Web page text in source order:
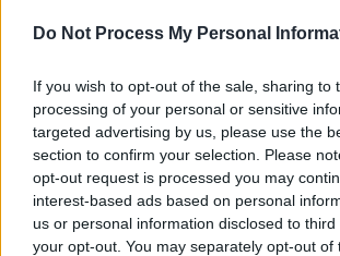
Do Not Process My Personal
If you wish to opt-out of the sale, sharing to
processing of your personal or sensitive
targeted advertising by us, please use the
section to confirm your selection. Please
opt-out request is processed you may
interest-based ads based on personal
us or personal information disclosed to
your opt-out. You may separately opt-out of
Alle Sender
sehen? - Serie / Doku-